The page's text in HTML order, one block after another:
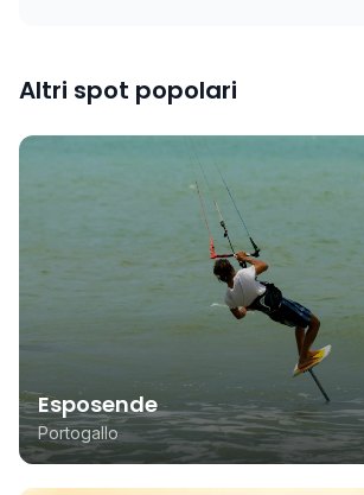
Altri spot popolari
Esposende
Portogallo